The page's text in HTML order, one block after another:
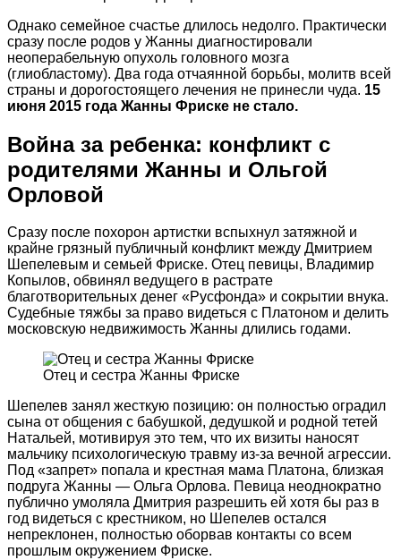
Однако семейное счастье длилось недолго. Практически
сразу после родов у Жанны диагностировали
неоперабельную опухоль головного мозга
(глиобластому). Два года отчаянной борьбы, молитв всей
страны и дорогостоящего лечения не принесли чуда. 15
июня 2015 года Жанны Фриске не стало.
Война за ребенка: конфликт с
родителями Жанны и Ольгой
Орловой
Сразу после похорон артистки вспыхнул затяжной и
крайне грязный публичный конфликт между Дмитрием
Шепелевым и семьей Фриске. Отец певицы, Владимир
Копылов, обвинял ведущего в растрате
благотворительных денег «Русфонда» и сокрытии внука.
Судебные тяжбы за право видеться с Платоном и делить
московскую недвижимость Жанны длились годами.
Отец и сестра Жанны Фриске
Шепелев занял жесткую позицию: он полностью оградил
сына от общения с бабушкой, дедушкой и родной тетей
Натальей, мотивируя это тем, что их визиты наносят
мальчику психологическую травму из-за вечной агрессии.
Под «запрет» попала и крестная мама Платона, близкая
подруга Жанны — Ольга Орлова. Певица неоднократно
публично умоляла Дмитрия разрешить ей хотя бы раз в
год видеться с крестником, но Шепелев остался
непреклонен, полностью оборвав контакты со всем
прошлым окружением Фриске.